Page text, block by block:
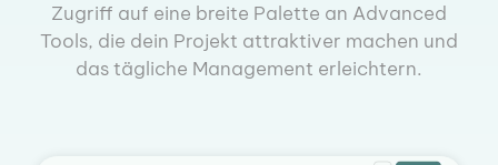
Zugriff auf eine breite Palette an Advanced
Tools, die dein Projekt attraktiver machen und
das tägliche Management erleichtern.